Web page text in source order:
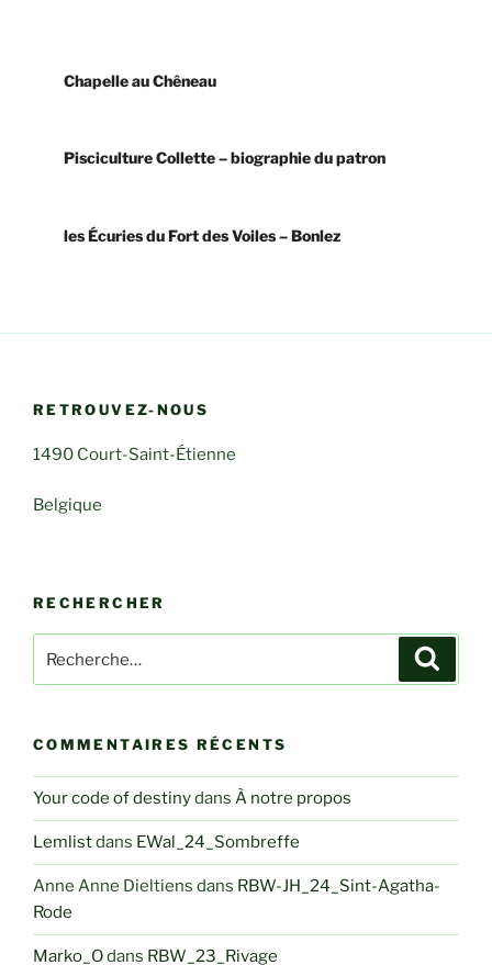
Chapelle au Chêneau
Pisciculture Collette – biographie du patron
les Écuries du Fort des Voiles – Bonlez
RETROUVEZ-NOUS
1490 Court-Saint-Étienne
Belgique
RECHERCHER
pour
COMMENTAIRES RÉCENTS
Your code of destinydans À notre propos
Lemlistdans EWal_24_Sombreffe
Anne Anne Dieltiens dans RBW-JH_24_Sint-Agatha-
Rode
Marko_Odans RBW_23_Rivage